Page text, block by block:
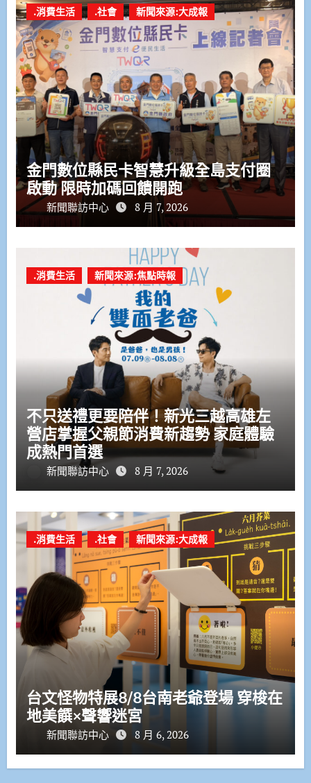
.消費生活 .社會 新聞來源:大成報
金門數位縣民卡智慧升級全島支付圈
啟動 限時加碼回饋開跑
新聞聯訪中心 8 月 7, 2026
.消費生活 新聞來源:焦點時報
不只送禮更要陪伴！新光三越高雄左
營店掌握父親節消費新趨勢 家庭體驗
成熱門首選
新聞聯訪中心 8 月 7, 2026
.消費生活 .社會 新聞來源:大成報
台文怪物特展8/8台南老爺登場 穿梭在
地美饌×聲響迷宮
新聞聯訪中心 8 月 6, 2026